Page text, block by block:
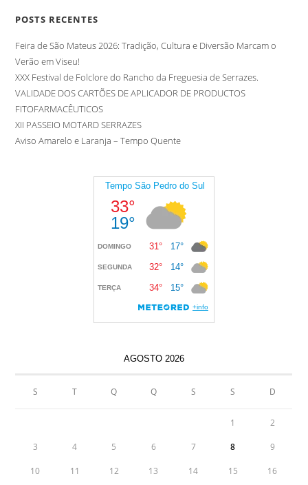
POSTS RECENTES
Feira de São Mateus 2026: Tradição, Cultura e Diversão Marcam o
Verão em Viseu!
XXX Festival de Folclore do Rancho da Freguesia de Serrazes.
VALIDADE DOS CARTÕES DE APLICADOR DE PRODUCTOS
FITOFARMACÊUTICOS
XII PASSEIO MOTARD SERRAZES
Aviso Amarelo e Laranja – Tempo Quente
AGOSTO 2026
S T Q Q S S D
1 2
3 4 5 6 7 8 9
10 11 12 13 14 15 16